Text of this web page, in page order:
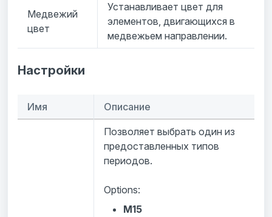
Медвежий
цвет
Устанавливает цвет для
элементов, двигающихся в
медвежьем направлении.
Настройки
Имя Описание
Позволяет выбрать один из
предоставленных типов
периодов.
Options:
M15